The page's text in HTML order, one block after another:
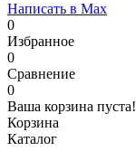
Написать в Max
0
Избранное
0
Сравнение
0
Ваша корзина пуста!
Корзина
Каталог